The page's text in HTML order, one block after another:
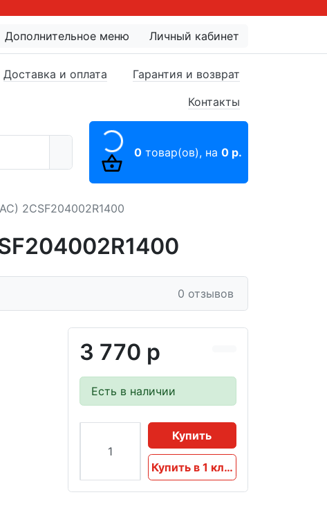
Дополнительное меню Личный кабинет
Доставка и оплата
Гарантия и возврат
Контакты
0 товар(ов), на 0 р.
2CSF204002R1400
0 отзывов
3 770 р
Есть в наличии
Купить
Купить в 1 клик